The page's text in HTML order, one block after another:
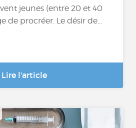
jeunes (entre 20 et 40
de procréer. Le désir de...
Lire l'article